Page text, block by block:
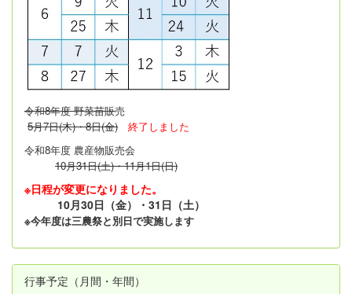
令和8年度 野菜苗販売
5月7日(木)・8日(金)
終了しました
令和8年度 農産物販売会
10月31日(土)・11月1日(日)
※日程が変更になりました。
10月30日（金）・31日（土）
※今年度は三農祭と別日で実施します
行事予定（月間・年間）